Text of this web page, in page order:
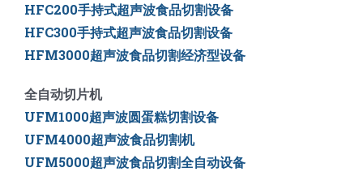
HFC200手持式超声波食品切割设备
HFC300手持式超声波食品切割设备
HFM3000超声波食品切割经济型设备
全自动切片机
UFM1000超声波圆蛋糕切割设备
UFM4000超声波食品切割机
UFM5000超声波食品切割全自动设备